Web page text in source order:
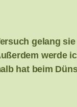
gelang
werde
hat beim